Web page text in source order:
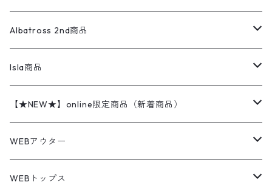
レザー
テーラードジャケット
ボアジャケット
その他
イージーパンツ
ビンテージ
カーハート
ディッキーズ
レザージャケット
Otherジャケット
ワークシャツ
ショーツ
Otherパンツ
スカート
パンツ(w30以下)
ワンピース
長袖
半袖
24cm
24.5cm
25cm
25.5cm
26cm
Shirts
S/S Shirts
L/S Shirts
Sweat Shirts
REVERSE WEAVE
Sweater
Fleece
Other Tops
ハンティングジャケット
アウトドアジャケット
長袖シャツ
アウトドアシャツ
ブランドシャツ
半袖シャツ
アウトドアシャツ
ブランドシャツ
スウェット シャツ
ブランドスウェット
プリントスウェット
パンツ
リーバイス501 505
Tシャツ
Vintage sweater
Outer
Sailing Jacket
Swingtop
Other Tops
Fleece tops
Knit
Sweat Shirts
Hoodie
Albatross 2nd商品
70sアイテム
Marlboro
GAP
アウター
Isla商品
2点セットコーデ
Sweat Shirts
Knit
【★NEW★】online限定商品（新着商品）
8月NEWアイテム（2026）
トップス
7月NEWアイテム（2026）
WEBアウター
ジャケット
WEBトップス